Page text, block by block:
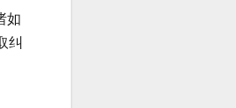
如
纠